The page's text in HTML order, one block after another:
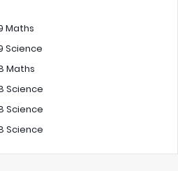
Maths
Science
Maths
Science
Science
Science